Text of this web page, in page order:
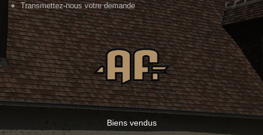
Transmettez-nous votre demande
Biens vendus